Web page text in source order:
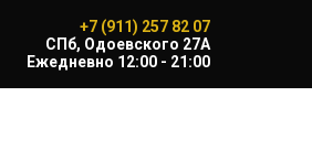
+7 (911) 257 82 07
CПб, Одоевского 27А
Ежедневно 12:00 - 21:00